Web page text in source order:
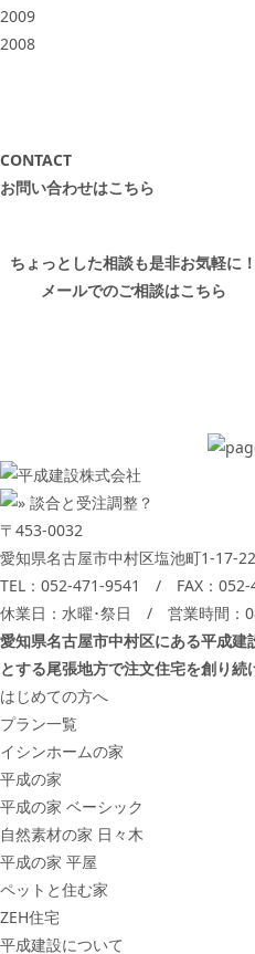
2009
2008
CONTACT
お問い合わせはこちら
ちょっとした相談も是非お気軽に！
メールでのご相談はこちら
〒453-0032
愛知県名古屋市中村区塩池町1-17-22
TEL： 052-471-9541
/ FAX：052-
休業日：水曜･祭日 / 営業時間：
愛知県名古屋市中村区にある平成
とする尾張地方で注文住宅を創り続
はじめての方へ
プラン一覧
イシンホームの家
平成の家
平成の家 ベーシック
自然素材の家 日々木
平成の家 平屋
ペットと住む家
ZEH住宅
平成建設について